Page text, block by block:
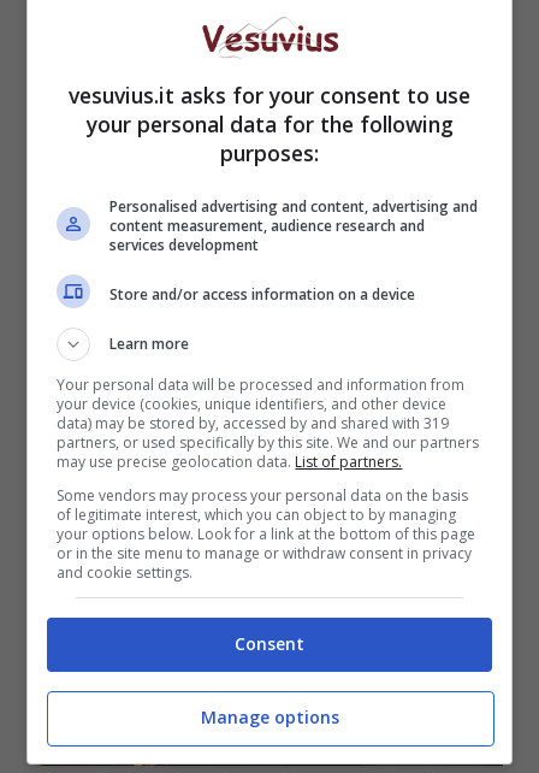
Questo però, per il rappresentante del Quirinale,
miglioramento, soprattutto negli atenei. I quali,
nella formazione civile e sociale, spingonoa far
emergere i caratteri dell’homo civicus, che allo
stesso tempo è italiano ed europeo.
L’augurio alla Università
Cattolica
vesuvius.it asks for your consent to use
your personal data for the following
purposes:
Personalised advertising and content, advertising and
content measurement, audience research and
services development
Store and/or access information on a device
Learn more
Your personal data will be processed and information from
your device (cookies, unique identifiers, and other device
data) may be stored by, accessed by and shared with 319
partners, or used specifically by this site. We and our partners
may use precise geolocation data. List of partners.
Some vendors may process your personal data on the basis
of legitimate interest, which you can object to by managing
your options below. Look for a link at the bottom of this page
or in the site menu to manage or withdraw consent in privacy
and cookie settings.
Consent
Manage options